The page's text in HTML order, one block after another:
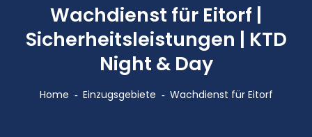
Wachdienst für Eitorf |
Sicherheitsleistungen | KTD
Night & Day
Home Einzugsgebiete Wachdienst für Eitorf